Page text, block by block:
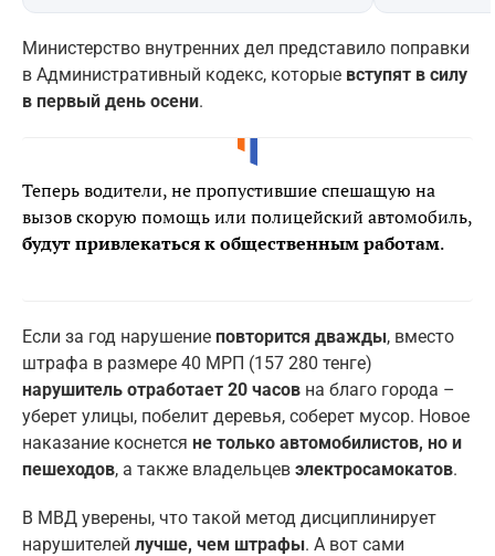
Mинистерство внутренних дел представило поправки
в Административный кодекс, которые вступят в силу
в первый день осени.
Теперь водители, не пропустившие спешащую на
вызов скорую помощь или полицейский автомобиль,
будут привлекаться к общественным работам.
Ecли за год нарушение повторится дважды, вместо
штрафа в размере 40 МРП (157 280 тенге)
нарушитель отработает 20 часов на благо города –
уберет улицы, побелит деревья, соберет мусор. Новое
наказание коснется не только автомобилистов, но и
пешеходов, а также владельцев электросамокатов.
В МВД уверены, что такой метод дисциплинирует
нарушителей лучше, чем штрафы. А вот сами